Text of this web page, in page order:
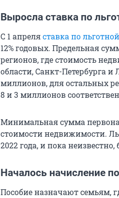
Выросла ставка по
С 1 апреляставка по
12% годовых. Предельная
регионов, где стоимость
области, Санкт-Петербурга
миллионов, для остальных
8 и 3 миллионов
Минимальная сумма
стоимости недвижимости.
2022 года, и пока неизвестно,
Началось начисление
Пособие назначают семьям,